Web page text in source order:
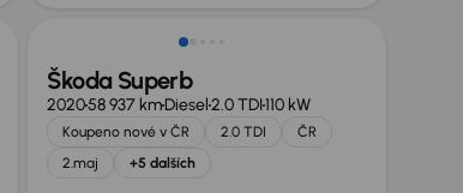
Škoda Superb
202058 937 kmDiesel2.0 TDI110 kW
Koupeno nové v ČR 2.0 TDI
ČR
2.maj
+5 dalších